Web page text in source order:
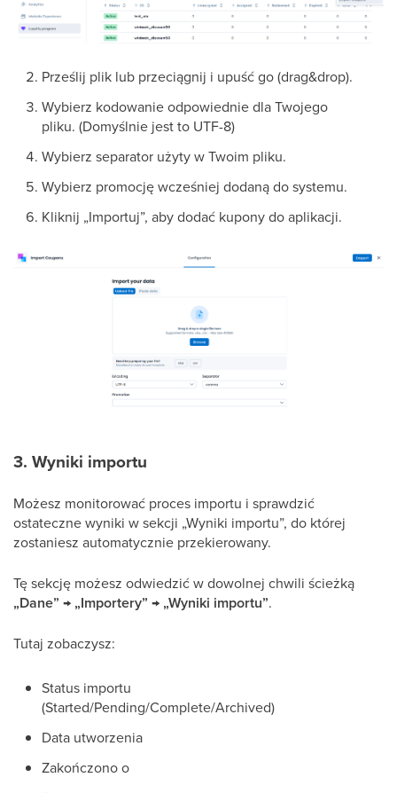
Prześlij plik lub przeciągnij i upuść go (drag&drop).
Wybierz kodowanie odpowiednie dla Twojego
pliku. (Domyślnie jest to UTF-8)
Wybierz separator użyty w Twoim pliku.
Wybierz promocję wcześniej dodaną do systemu.
Kliknij „Importuj”, aby dodać kupony do aplikacji.
3. Wyniki importu
Możesz monitorować proces importu i sprawdzić
ostateczne wyniki w sekcji „Wyniki importu”, do której
zostaniesz automatycznie przekierowany.
Tę sekcję możesz odwiedzić w dowolnej chwili ścieżką
„Dane” → „Importery” → „Wyniki importu”.
Tutaj zobaczysz:
Status importu
(Started/Pending/Complete/Archived)
Data utworzenia
Zakończono o